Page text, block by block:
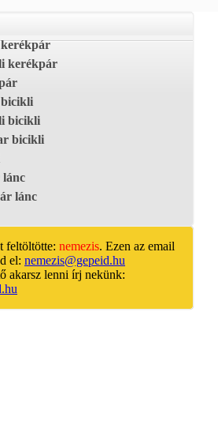
kerékpár
bicikli
bicikli
bicikli
lánc
feltöltötte: nemezis. Ezen az email
el: nemezis@gepeid.hu
akarsz lenni írj nekünk: